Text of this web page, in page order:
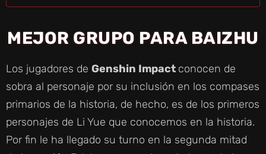
MEJOR GRUPO PARA BAIZHU
Los jugadores de Genshin Impact conocen de
sobra al personaje por su inclusión en los compases
primarios de la historia, de hecho, es de los primeros
personajes de Li Yue que conocemos en la historia.
Por fin le ha llegado su turno en la segunda mitad